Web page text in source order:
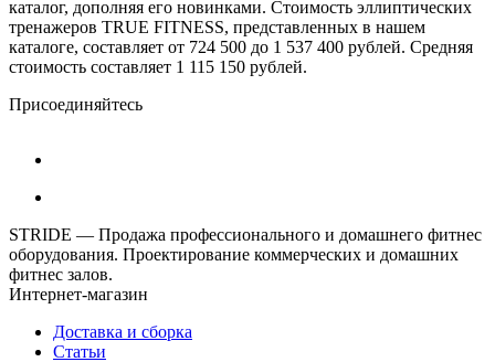
каталог, дополняя его новинками. Стоимость эллиптических
тренажеров TRUE FITNESS, представленных в нашем
каталоге, составляет от 724 500 до 1 537 400 рублей. Средняя
стоимость составляет 1 115 150 рублей.
Присоединяйтесь
STRIDE — Продажа профессионального и домашнего фитнес
оборудования. Проектирование коммерческих и домашних
фитнес залов.
Интернет-магазин
Доставка и сборка
Статьи